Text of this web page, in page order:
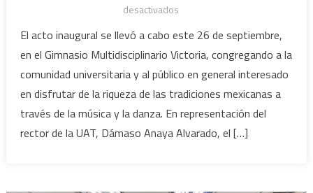
desactivadosen
la
UAT
con
éxito
el
Festival
El acto inaugural se llevó a cabo este 26 de septiembre,
en el Gimnasio Multidisciplinario Victoria, congregando a la
comunidad universitaria y al público en general interesado
en disfrutar de la riqueza de las tradiciones mexicanas a
través de la música y la danza. En representación del
rector de la UAT, Dámaso Anaya Alvarado, el […]